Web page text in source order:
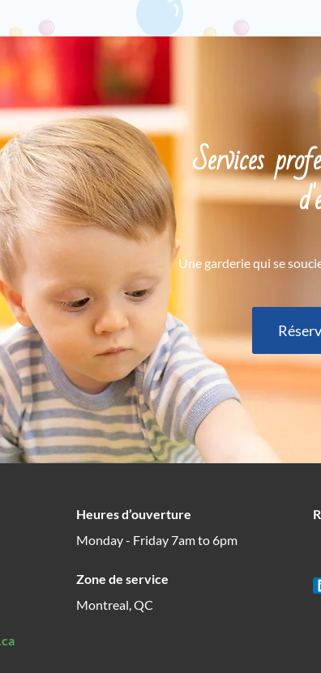
Services
Une garderie qui se
Heures d’ouverture
Monday - Friday 7am to 6pm
Zone de service
Montreal, QC